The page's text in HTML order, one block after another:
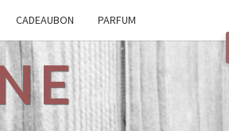
CADEAUBON PARFUM